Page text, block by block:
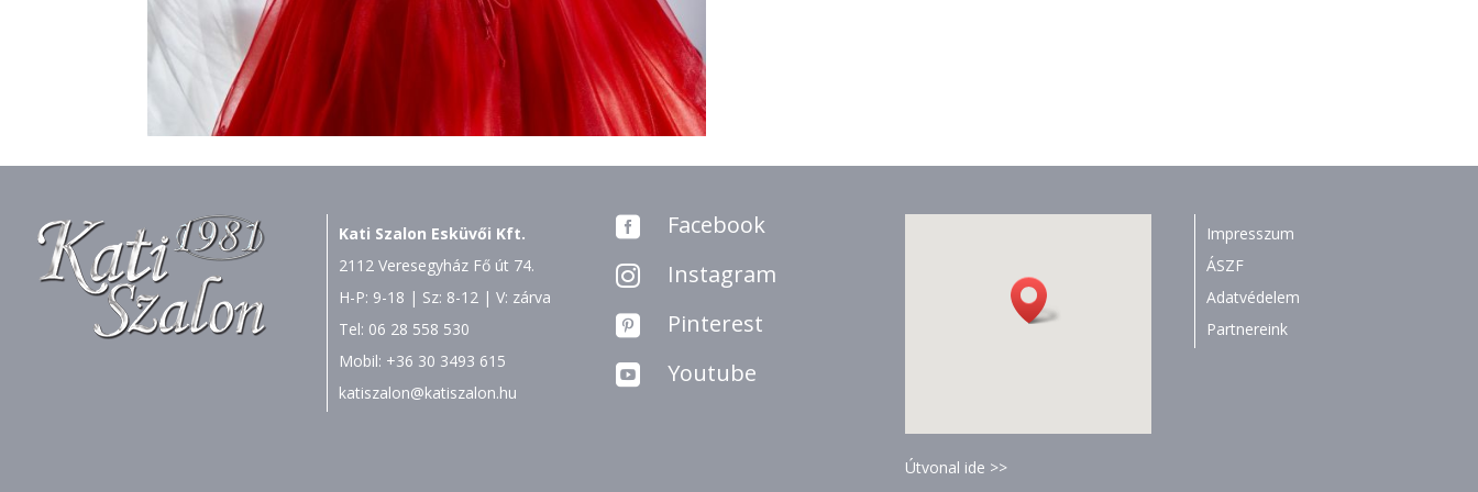
Kati Szalon Esküvői Kft.
2112 Veresegyház Fő út 74.
H-P: 9-18 | Sz: 8-12 | V: zárva
Tel: 06 28 558 530
Mobil: +36 30 3493 615
katiszalon@katiszalon.hu
 Facebook
 Instagram
 Pinterest
 Youtube
Útvonal ide >>
Impresszum
ÁSZF
Adatvédelem
Partnereink